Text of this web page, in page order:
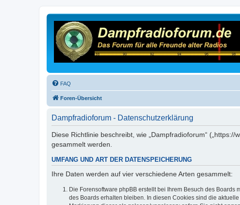
FAQ
Foren-Übersicht
Dampfradioforum - Datenschutzerklärung
Diese Richtlinie beschreibt, wie „Dampfradioforum“
gesammelt werden.
UMFANG UND ART DER DATENSPEICHERUNG
Ihre Daten werden auf vier verschiedene Arten gesammelt:
Die Forensoftware phpBB erstellt bei Ihrem Besuch des
des Boards erhalten bleiben. In diesen Cookies sind die